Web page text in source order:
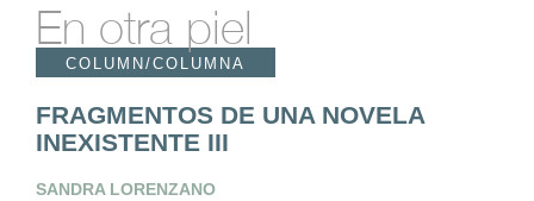
En otra piel
COLUMN/COLUMNA
FRAGMENTOS DE UNA NOVELA
INEXISTENTE III
SANDRA LORENZANO